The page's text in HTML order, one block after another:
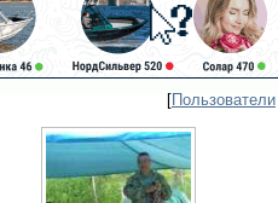
[Пользователи